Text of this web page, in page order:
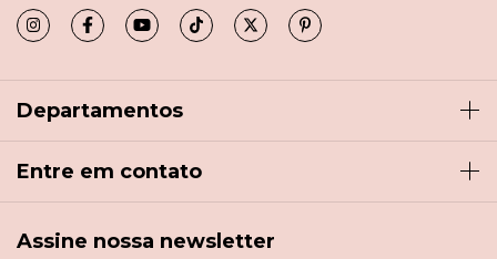
Departamentos
Entre em contato
Assine nossa newsletter